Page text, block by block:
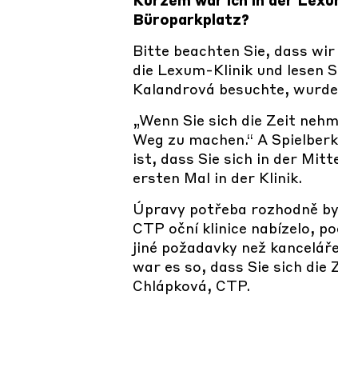
Büroparkplatz?
Bitte beachten Sie, dass
die Lexum-Klinik und lesen
Kalandrová besuchte,
„Wenn Sie sich die Zeit
Weg zu machen.“ A
ist, dass Sie sich in der
ersten Mal in der Klinik.
Úpravy potřeba rozhodně
CTP oční klinice nabízelo,
jiné požadavky než
war es so, dass Sie sich die
Chlápková, CTP.